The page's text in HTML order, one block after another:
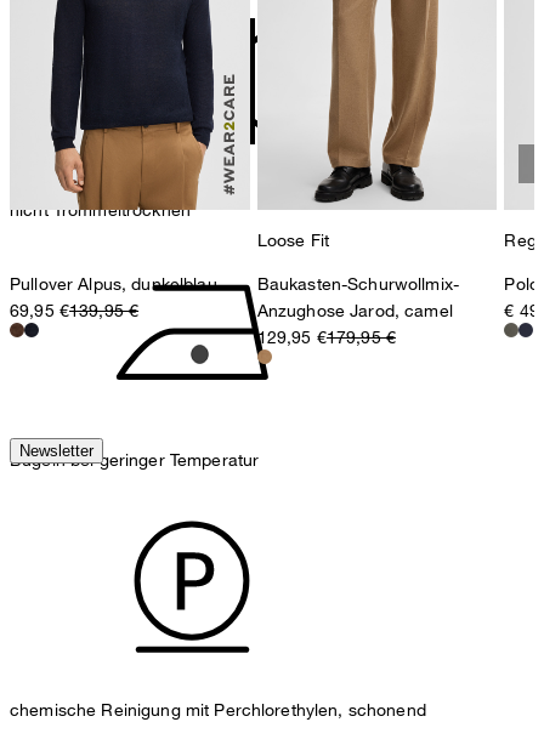
nicht Trommeltrocknen
Bügeln bei geringer Temperatur
chemische Reinigung mit Perchlorethylen, schonend
Strellson AG
Sonnenwiesenstrasse 21
8280 Kreuzlingen
Pullover Alpus, dunkelblau
69,95 €139,95 €
Loose Fit
Baukasten-Schurwollmix-
Anzughose Jarod, camel
129,95 €179,95 €
€
Newsletter